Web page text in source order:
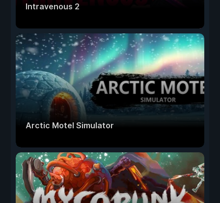
Intravenous 2
Arctic Motel Simulator